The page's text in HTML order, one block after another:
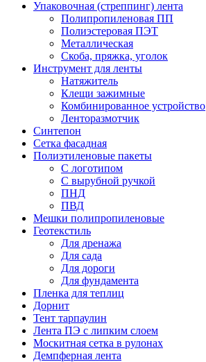
Упаковочная (стреппинг) лента
Полипропиленовая ПП
Полиэстеровая ПЭТ
Металлическая
Скоба, пряжка, уголок
Инструмент для ленты
Натяжитель
Клещи зажимные
Комбинированное устройство
Ленторазмотчик
Синтепон
Сетка фасадная
Полиэтиленовые пакеты
С логотипом
С вырубной ручкой
ПНД
ПВД
Мешки полипропиленовые
Геотекстиль
Для дренажа
Для сада
Для дороги
Для фундамента
Пленка для теплиц
Дорнит
Тент тарпаулин
Лента ПЭ с липким слоем
Москитная сетка в рулонах
Демпферная лента